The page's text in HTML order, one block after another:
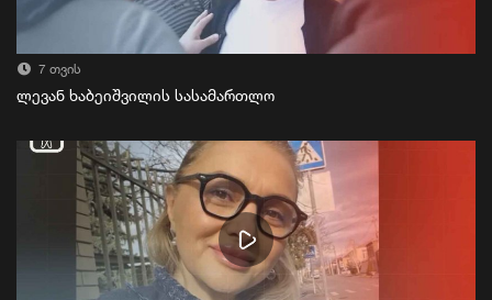
7 თვის
ლევან ხაბეიშვილის სასამართლო